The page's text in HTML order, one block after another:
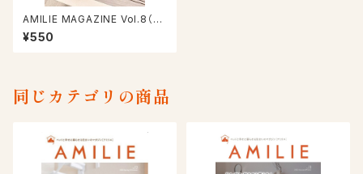
AMILIE MAGAZINE Vol.8（20
24/3/29号）
¥550
同じカテゴリの商品